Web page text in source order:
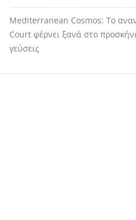
Mediterranean Cosmos: Το
Court φέρνει ξανά στο
γεύσεις